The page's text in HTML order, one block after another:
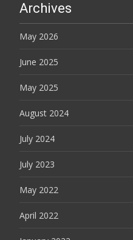
Archives
May 2026
June 2025
May 2025
August 2024
July 2024
July 2023
May 2022
April 2022